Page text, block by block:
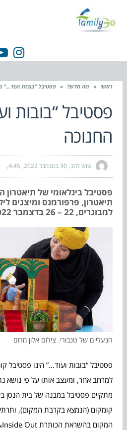
ראשי » מה חדש? » פסטיבל “בובות ועוד…”
פסטיבל “בובות
החנוכה
שוש להב 30 בנובמבר 2022 4:45
פסטיבל בינלאומי של תיאטרון
תיאטרון, פרפורמנס ומיצגים
למבוגרים, 22 – 26 בדצמבר 2022
הנעליים של טנבורי. צילום אלון מרום
פסטיבל “בובות ועוד…” הינו פסטיבל
למרחב אחר, ומעצב אותו על פי נושא
מתקיים פסטיבל במבנה של בית הנסן
קומקום (הנמצא בקרבת המקום),
המקום בהשראת הכותרת Upside Down &Inside Out